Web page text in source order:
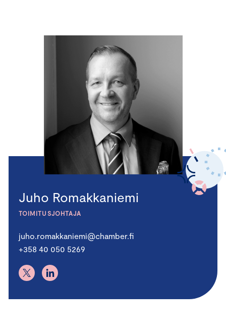
Juho Romakkaniemi
TOIMITUSJOHTAJA
juho.romakkaniemi@chamber.fi
+358 40 050 5269